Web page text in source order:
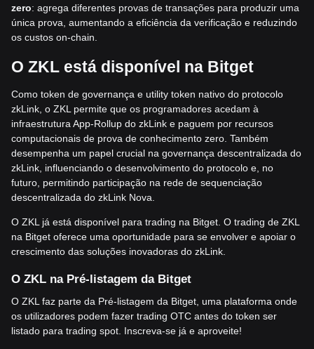
zero: agrega diferentes provas de transações para produzir uma
única prova, aumentando a eficiência da verificação e reduzindo
os custos on-chain.
O ZKL está disponível na Bitget
Como token de governança e utility token nativo do protocolo
zkLink, o ZKL permite que os programadores acedam à
infraestrutura App-Rollup do zkLink e paguem por recursos
computacionais de prova de conhecimento zero. Também
desempenha um papel crucial na governança descentralizada do
zkLink, influenciando o desenvolvimento do protocolo e, no
futuro, permitindo participação na rede de sequenciação
descentralizada do zkLink Nova.
O ZKL já está disponível para trading na Bitget. O trading de ZKL
na Bitget oferece uma oportunidade para se envolver e apoiar o
crescimento das soluções inovadoras do zkLink.
O ZKL na Pré-listagem da Bitget
O ZKL faz parte da Pré-listagem da Bitget, uma plataforma onde
os utilizadores podem fazer trading OTC antes do token ser
listado para trading spot. Inscreva-se já e aproveite!